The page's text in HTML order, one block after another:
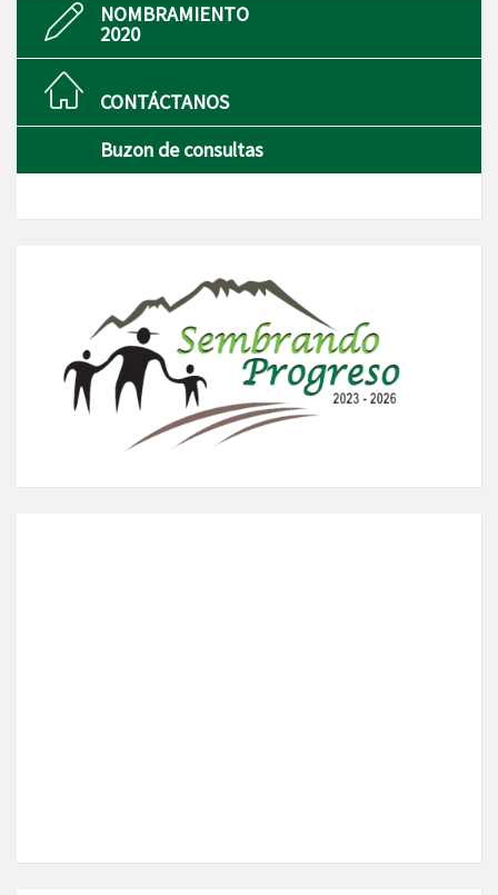
NOMBRAMIENTO
2020
CONTÁCTANOS
Buzon de consultas